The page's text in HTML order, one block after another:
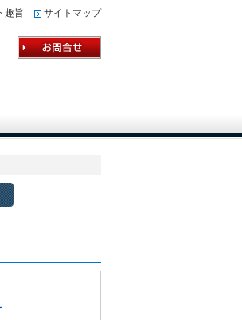
趣旨 サイトマップ